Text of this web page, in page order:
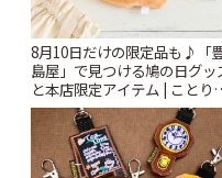
8月10日だけの限定品も♪「
島屋」で見つける鳩の日グッ
と本店限定アイテム | ことり
ぷ